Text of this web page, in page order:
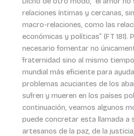
relaciones íntimas y cercanas,
macro-relaciones, como las
económicas y políticas” (FT 181).
necesario fomentar no
fraternidad sino al mismo
mundial más eficiente para
problemas acuciantes de los
sufren y mueren en los países
continuación, veamos algunos
puede concretar esta llamada a
artesanos de la paz, de la